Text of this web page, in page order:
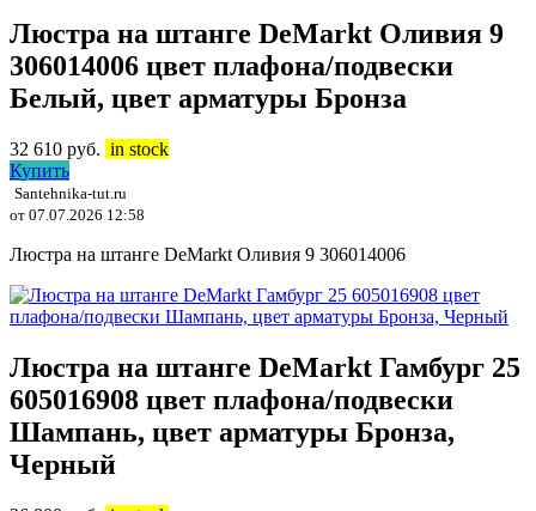
Люстра на штанге DeMarkt Оливия 9
306014006 цвет плафона/подвески
Белый, цвет арматуры Бронза
32 610 руб. in stock
Купить
Santehnika-tut.ru
от 07.07.2026 12:58
Люстра на штанге DeMarkt Оливия 9 306014006
Люстра на штанге DeMarkt Гамбург 25
605016908 цвет плафона/подвески
Шампань, цвет арматуры Бронза,
Черный